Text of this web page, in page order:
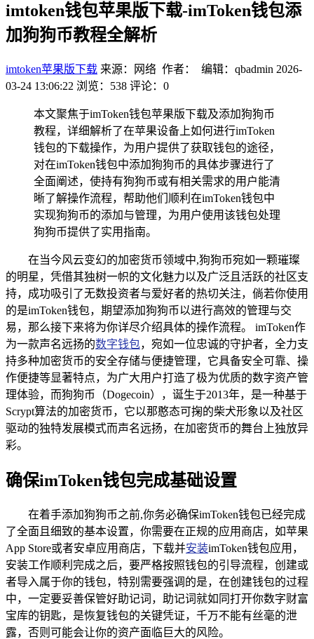
imtoken钱包苹果版下载-imToken钱包添
加狗狗币教程全解析
imtoken苹果版下载 来源：网络 作者： 编辑：qbadmin 2026-
03-24 13:06:22 浏览：538 评论：0
本文聚焦于imToken钱包苹果版下载及添加狗狗币
教程，详细解析了在苹果设备上如何进行imToken
钱包的下载操作，为用户提供了获取钱包的途径，
对在imToken钱包中添加狗狗币的具体步骤进行了
全面阐述，使持有狗狗币或有相关需求的用户能清
晰了解操作流程，帮助他们顺利在imToken钱包中
实现狗狗币的添加与管理，为用户使用该钱包处理
狗狗币提供了实用指南。
在当今风云变幻的加密货币领域中,狗狗币宛如一颗璀璨
的明星，凭借其独树一帜的文化魅力以及广泛且活跃的社区支
持，成功吸引了无数投资者与爱好者的热切关注，倘若你使用
的是imToken钱包，期望添加狗狗币以进行高效的管理与交
易，那么接下来将为你详尽介绍具体的操作流程。 imToken作
为一款声名远扬的数字钱包，宛如一位忠诚的守护者，全力支
持多种加密货币的安全存储与便捷管理，它具备安全可靠、操
作便捷等显著特点，为广大用户打造了极为优质的数字资产管
理体验，而狗狗币（Dogecoin），诞生于2013年，是一种基于
Scrypt算法的加密货币，它以那憨态可掬的柴犬形象以及社区
驱动的独特发展模式而声名远扬，在加密货币的舞台上独放异
彩。
确保imToken钱包完成基础设置
在着手添加狗狗币之前,你务必确保imToken钱包已经完成
了全面且细致的基本设置，你需要在正规的应用商店，如苹果
App Store或者安卓应用商店，下载并安装imToken钱包应用，
安装工作顺利完成之后，要严格按照钱包的引导流程，创建或
者导入属于你的钱包，特别需要强调的是，在创建钱包的过程
中，一定要妥善保管好助记词，助记词就如同打开你数字财富
宝库的钥匙，是恢复钱包的关键凭证，千万不能有丝毫的泄
露，否则可能会让你的资产面临巨大的风险。